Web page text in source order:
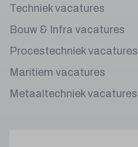
Techniek vacatures
Bouw & Infra vacatures
Procestechniek vacatures
Maritiem vacatures
Metaaltechniek vacatures